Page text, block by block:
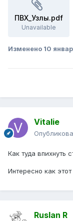
ПВХ_Узлы.pdf
Unavailable
Изменено 10
Vitalie
Как туда впихнуть
Интересно как
Ruslan R